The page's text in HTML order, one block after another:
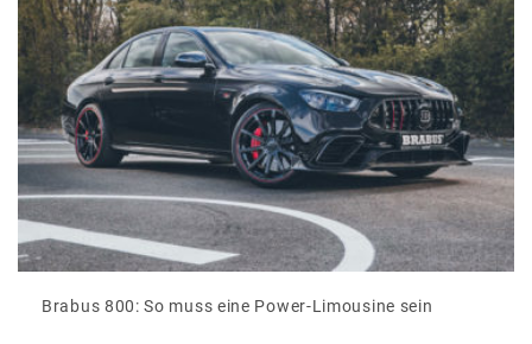
Brabus 800: So muss eine Power-Limousine sein